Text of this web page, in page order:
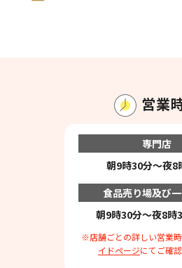
営業
専門店
朝9時30分～夜8
食品売り場及び
朝9時30分～夜8時
※店舗ごとの詳しい営業
イドページにてご確